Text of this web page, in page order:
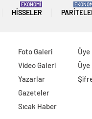
HISSELER
EKONOMİ
Foto Galeri
Video Galeri
Yazarlar
Gazeteler
Sıcak Haber
Üye
Üye